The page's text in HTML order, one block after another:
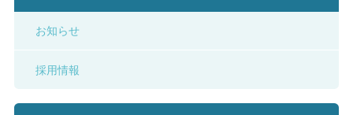
お知らせ
採用情報